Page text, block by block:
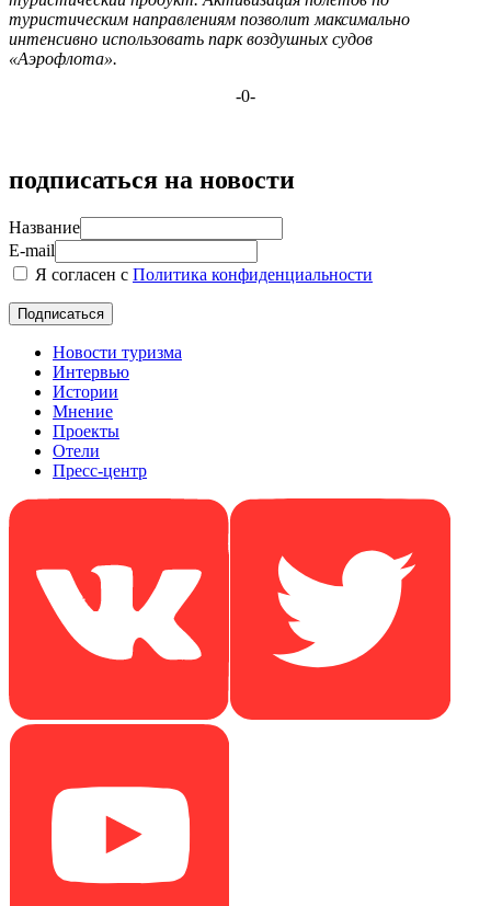
туристическим направлениям позволит максимально
интенсивно использовать парк воздушных судов
«Аэрофлота».
-0-
подписаться на новости
Название
E-mail
Я согласен с Политика конфиденциальности
Новости туризма
Интервью
Истории
Мнение
Проекты
Отели
Пресс-центр